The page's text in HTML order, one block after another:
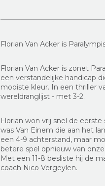
Florian Van Acker is
Florian Van Acker is zonet
een verstandelijke handicap
mooiste kleur. In een thriller
wereldranglijst - met 3-2.
Florian won vrij snel de
was Van Einem die aan het
een 4-9 achterstand, maar
betere spel opnieuw van
Met een 11-8 besliste hij de
coach Nico Vergeylen.